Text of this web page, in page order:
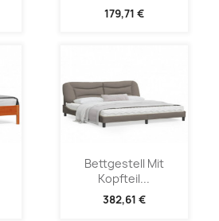
179,71 €
Bettgestell Mit
Kopfteil...
382,61 €